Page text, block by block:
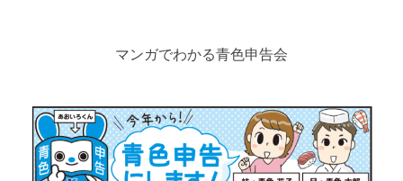
マンガでわかる青色申告会